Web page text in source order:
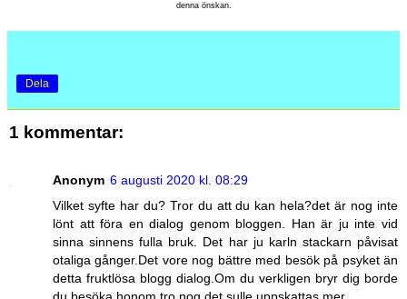
denna önskan.
Dela
1 kommentar:
Anonym 6 augusti 2020 kl. 08:29
Vilket syfte har du? Tror du att du kan hela?det är nog inte
lönt att föra en dialog genom bloggen. Han är ju inte vid
sinna sinnens fulla bruk. Det har ju karln stackarn påvisat
otaliga gånger.Det vore nog bättre med besök på psyket än
detta fruktlösa blogg dialog.Om du verkligen bryr dig borde